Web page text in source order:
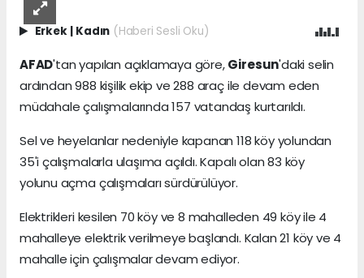
Erkek | Kadın (Haberi Sesli Oku)
AFAD'tan yapılan açıklamaya göre,Giresun'daki selin
ardından 988 kişilik ekip ve 288 araç ile devam eden
müdahale çalışmalarında 157 vatandaş kurtarıldı.
Sel ve heyelanlar nedeniyle kapanan 118 köy yolundan
35'i çalışmalarla ulaşıma açıldı. Kapalı olan 83 köy
yolunu açma çalışmaları sürdürülüyor.
Elektrikleri kesilen 70 köy ve 8 mahalleden 49 köy ile 4
mahalleye elektrik verilmeye başlandı. Kalan 21 köy ve 4
mahalle için çalışmalar devam ediyor.